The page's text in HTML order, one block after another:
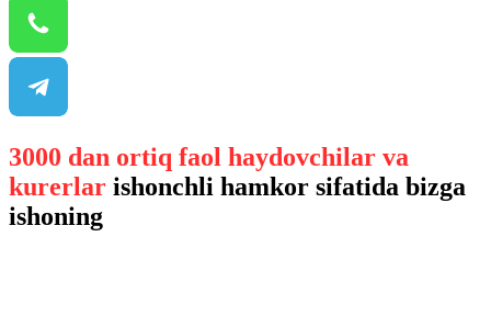
3000 dan ortiq faol haydovchilar va
kurerlar ishonchli hamkor sifatida bizga
ishoning